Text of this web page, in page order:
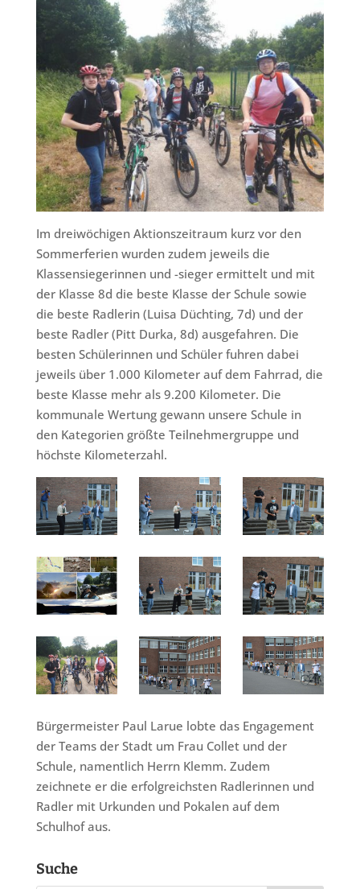
Im dreiwöchigen Aktionszeitraum kurz vor den
Sommerferien wurden zudem jeweils die
Klassensiegerinnen und -sieger ermittelt und mit
der Klasse 8d die beste Klasse der Schule sowie
die beste Radlerin (Luisa Düchting, 7d) und der
beste Radler (Pitt Durka, 8d) ausgefahren. Die
besten Schülerinnen und Schüler fuhren dabei
jeweils über 1.000 Kilometer auf dem Fahrrad, die
beste Klasse mehr als 9.200 Kilometer. Die
kommunale Wertung gewann unsere Schule in
den Kategorien größte Teilnehmergruppe und
höchste Kilometerzahl.
Bürgermeister Paul Larue lobte das Engagement
der Teams der Stadt um Frau Collet und der
Schule, namentlich Herrn Klemm. Zudem
zeichnete er die erfolgreichsten Radlerinnen und
Radler mit Urkunden und Pokalen auf dem
Schulhof aus.
Suche